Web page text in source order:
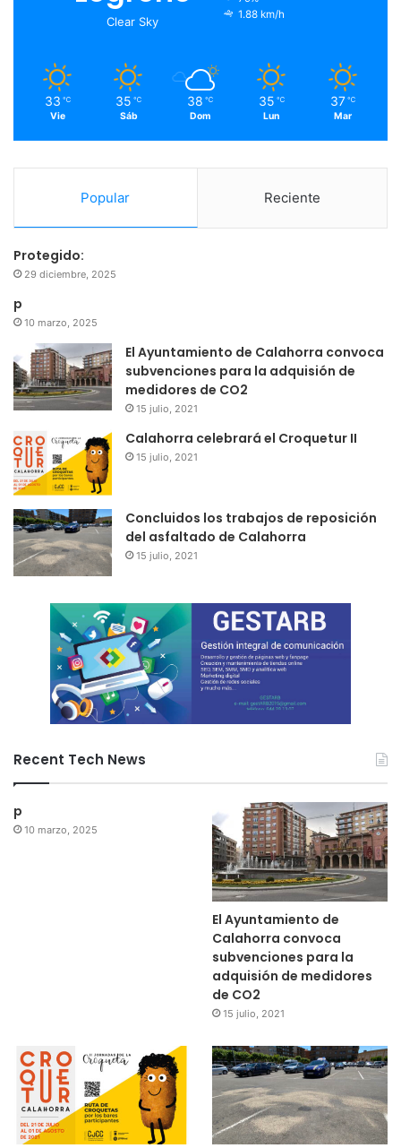
o
e
r
m
Clear Sky
1.88 km/h
33 ℃
Vie
35 ℃
Sáb
38 ℃
Dom
35 ℃
Lun
37 ℃
Mar
Popular Reciente
Protegido:
29 diciembre, 2025
p
10 marzo, 2025
El Ayuntamiento de Calahorra convoca
subvenciones para la adquisión de
medidores de CO2
15 julio, 2021
Calahorra celebrará el Croquetur II
15 julio, 2021
Concluidos los trabajos de reposición
del asfaltado de Calahorra
15 julio, 2021
Recent Tech News
p
10 marzo, 2025
El Ayuntamiento de
Calahorra convoca
subvenciones para la
adquisión de medidores
de CO2
15 julio, 2021